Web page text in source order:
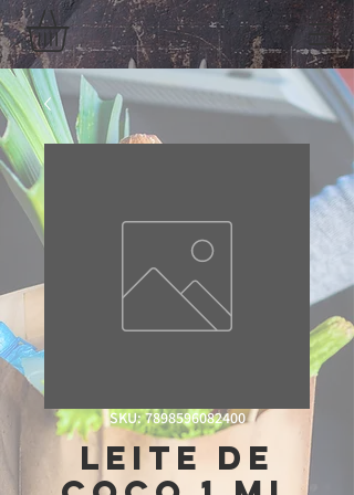
SKU: 7898596082400
Leite De